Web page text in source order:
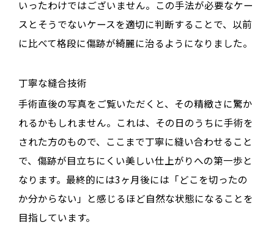
いったわけではございません。この手法が必要なケー
スとそうでないケースを適切に判断することで、以前
に比べて格段に傷跡が綺麗に治るようになりました。
丁寧な縫合技術
手術直後の写真をご覧いただくと、その精緻さに驚か
れるかもしれません。これは、その日のうちに手術を
された方のもので、ここまで丁寧に縫い合わせること
で、傷跡が目立ちにくい美しい仕上がりへの第一歩と
なります。最終的には3ヶ月後には「どこを切ったの
か分からない」と感じるほど自然な状態になることを
目指しています。